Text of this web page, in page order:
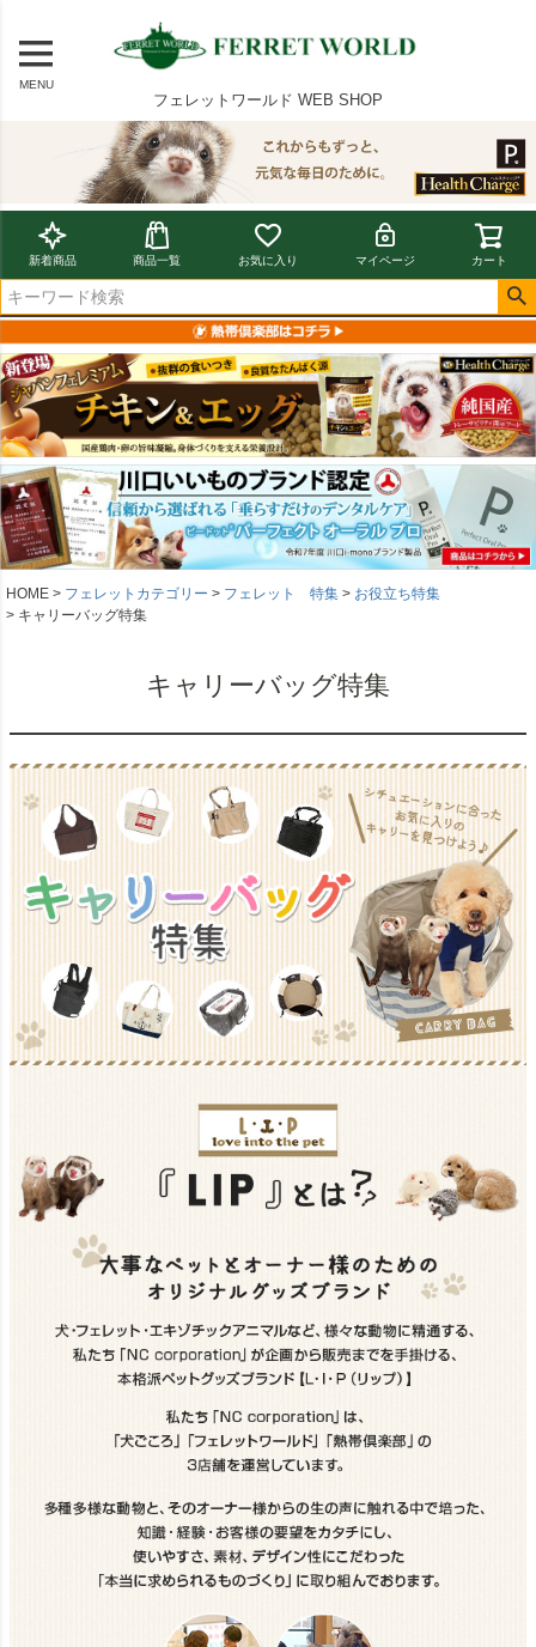
MENU
フェレットワールド WEB SHOP
新着商品 商品一覧 お気に入り マイページ カート
HOME フェレットカテゴリー フェレット 特集
お役立ち特集
キャリーバッグ特集
キャリーバッグ特集